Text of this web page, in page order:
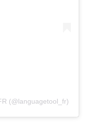
(@languagetool_fr)